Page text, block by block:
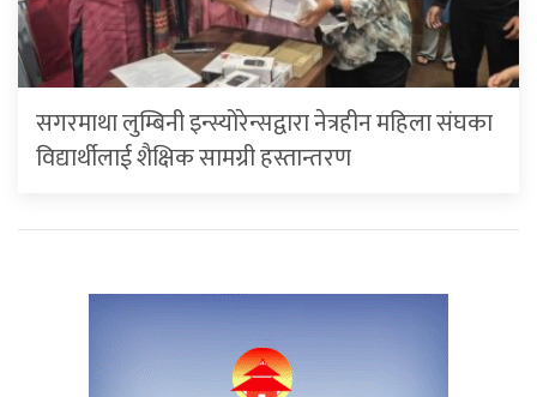
सगरमाथा लुम्बिनी इन्स्योरेन्सद्वारा नेत्रहीन महिला संघका
विद्यार्थीलाई शैक्षिक सामग्री हस्तान्तरण